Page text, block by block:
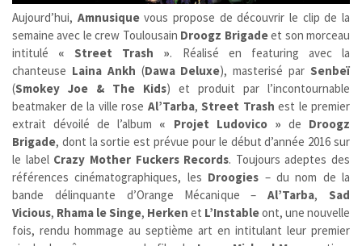
Aujourd’hui, Amnusiquevous propose de découvrir le clip de la
semaine avec le crew Toulousain Droogz Brigadeet son morceau
intitulé « Street Trash ». Réalisé en featuring avec la
chanteuse Laina Ankh (Dawa Deluxe), masterisé parSenbeï
(Smokey Joe & The Kids) et produit par l’incontournable
beatmaker de la ville rose Al’Tarba, Street Trash est le premier
extrait dévoilé de l’album « Projet Ludovico » de Droogz
Brigade, dont la sortie est prévue pour le début d’année 2016 sur
le label Crazy Mother Fuckers Records. Toujours adeptes des
références cinématographiques, les Droogies – du nom de la
bande délinquante d’Orange Mécanique –Al’Tarba,Sad
Vicious, Rhama le Singe, Herken et L’Instableont, une nouvelle
fois, rendu hommage au septième art en intitulant leur premier